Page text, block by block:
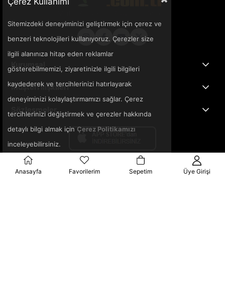
Kurumsal
Müşteri İlişkileri
Sözleşmeler
Sitemizdeki deneyiminizi geliştirmek için çerez ve
benzeri teknolojileri kullanıyoruz. Çerezler size
ilgili alanınıza hitap eden reklamlar
gösterebilmemizi, ziyaretinizle ilgili bilgileri
kaydederek ve tercihlerinizi hatırlayarak
deneyiminizi kolaylaştırmamızı sağlar. Çerez
tercihlerinizi değiştirmek ve çerezler hakkında
detaylı bilgi almak için Çerez Politikamızı
inceleyebilirsiniz.
Anasayfa Favorilerim Sepetim Üye Girişi